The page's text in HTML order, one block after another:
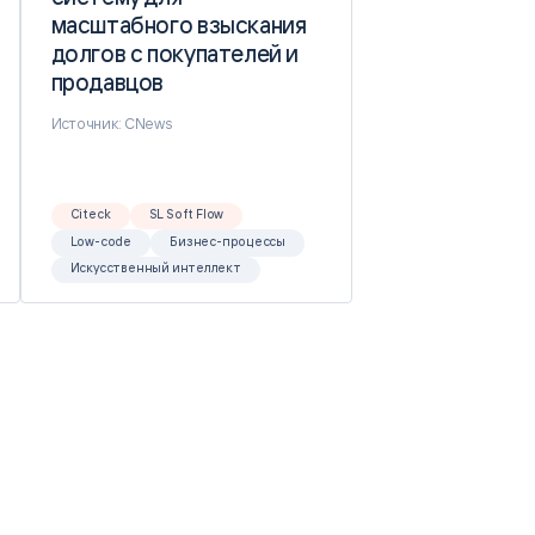
масштабного взыскания
долгов с покупателей и
продавцов
масштабного взыскания
долгов с покупателей и
продавцов
Источник: CNews
Citeck
SL Soft Flow
Low-code
Бизнес-процессы
Искусственный интеллект